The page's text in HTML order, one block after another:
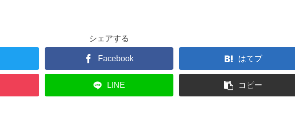
シェアする
Facebook はてブ
LINE コピー